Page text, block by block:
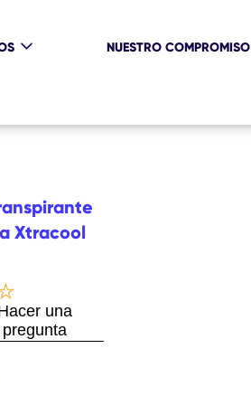
NUESTRO COMPROMISO
Xtracool
una
pregunta